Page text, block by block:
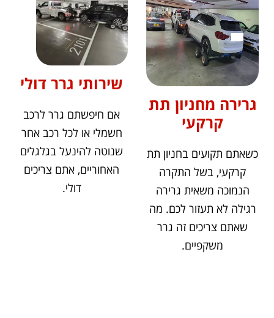
גרירה מחניון תת
קרקעי
כשאתם תקועים בחניון תת
קרקעי, בשל התקרה
הנמוכה משאית גרירה
רגילה לא תעזור לכם. מה
שאתם צריכים זה גרר
משקפיים.
שירותי גרר דולי
אם חיפשתם גרר לרכב
חשמלי או לכל רכב אחר
שנוטה להינעל בגלגלים
האחוריים, אתם צריכים
דולי.